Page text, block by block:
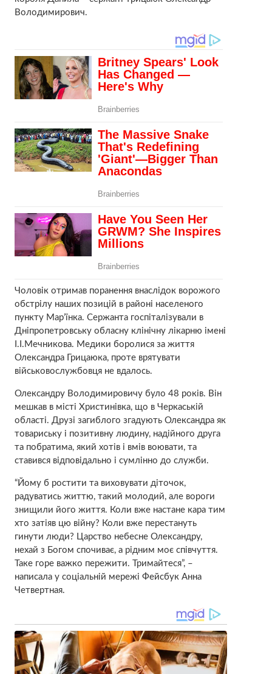
Володимирович.
Чоловік отримав поранення внаслідок ворожого
обстрілу наших позицій в районі населеного
пункту Мар’їнка. Сержанта госпіталізували в
Дніпропетровську обласну клінічну лікарню імені
І.І.Мечникова. Медики боролися за життя
Олександра Грицаюка, проте врятувати
військовослужбовця не вдалось.
Олександру Володимировичу було 48 років. Він
мешкав в місті Христинівка, що в Черкаській
області. Друзі загиблого згадують Олександра як
товариську і позитивну людину, надійного друга
та побратима, який хотів і вмів воювати, та
ставився відповідально і сумлінно до служби.
“Йому б ростити та виховувати діточок,
радуватись життю, такий молодий, але вороги
знищили його життя. Коли вже настане кара тим
хто затіяв цю війну? Коли вже перестануть
гинути люди? Царство небесне Олександру,
нехай з Богом спочиває, а рідним моє співчуття.
Таке горе важко пережити. Тримайтеся”, –
написала у соціальній мережі Фейсбук Анна
Четвертная.